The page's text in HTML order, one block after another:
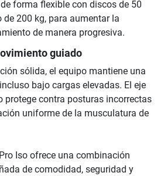
forma flexible con discos de 50
200 kg, para aumentar la
de manera progresiva.
guiado
sólida, el equipo mantiene una
bajo cargas elevadas. El eje
protege contra posturas incorrectas
uniforme de la musculatura de
Iso ofrece una combinación
de comodidad, seguridad y